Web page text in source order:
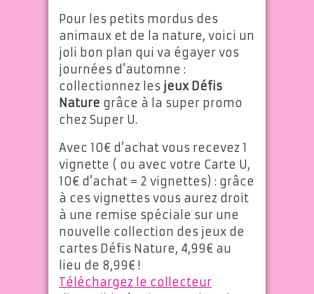
Pour les petits mordus des
animaux et de la nature, voici un
joli bon plan qui va égayer vos
journées d’automne :
collectionnez les jeux Défis
Nature grâce à la super promo
chez Super U.
Avec 10€ d’achat vous recevez 1
vignette ( ou avec votre Carte U,
10€ d’achat = 2 vignettes) : grâce
à ces vignettes vous aurez droit
à une remise spéciale sur une
nouvelle collection des jeux de
cartes Défis Nature, 4,99€ au
lieu de 8,99€ !
Téléchargez le collecteur